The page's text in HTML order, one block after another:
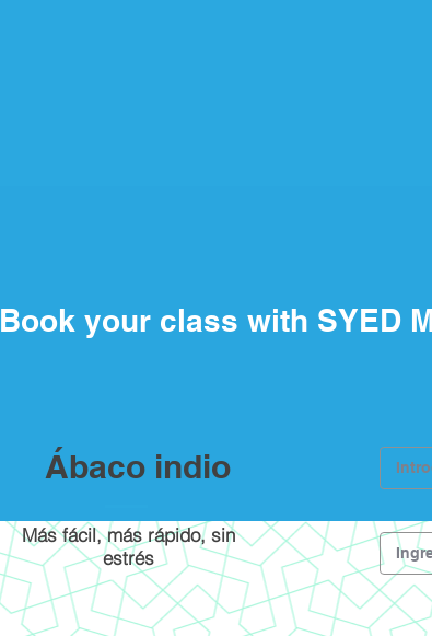
Book your class with SYED
Ábaco indio
Más fácil, más rápido, sin
estrés